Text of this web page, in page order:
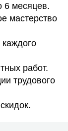
6 месяцев.
мастерство
работ.
трудового